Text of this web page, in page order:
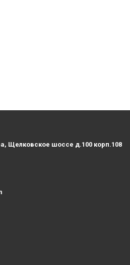
Щелковское шоссе д.100 корп.108